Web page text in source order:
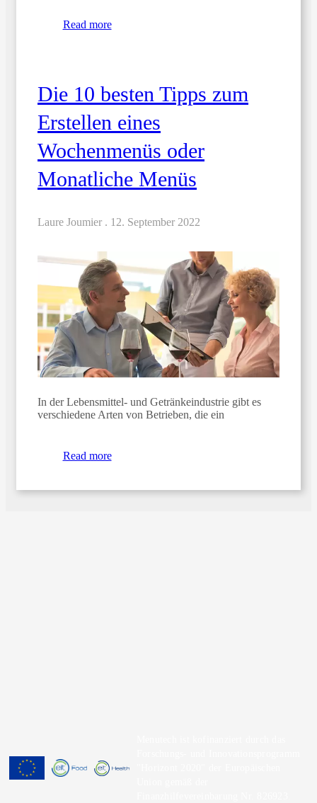
Read more
Die 10 besten Tipps zum
Erstellen eines
Wochenmenüs oder
Monatliche Menüs
Laure Joumier . 12. September 2022
In der Lebensmittel- und Getränkeindustrie gibt es
verschiedene Arten von Betrieben, die ein
Read more